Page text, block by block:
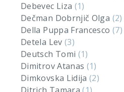
Debevec Liza (1)
Dečman Dobrnjič Olga (2)
Della Puppa Francesco (7)
Detela Lev (3)
Deutsch Tomi (1)
Dimitrov Atanas (1)
Dimkovska Lidija(2)